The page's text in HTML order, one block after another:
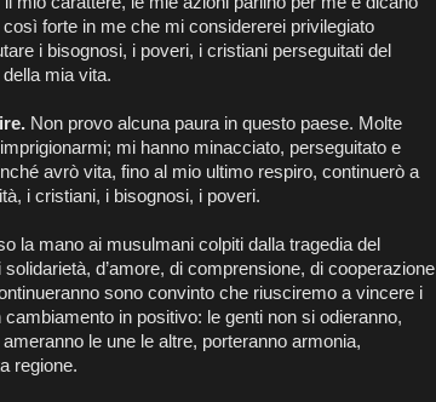
forte in me che mi considererei privilegiato
i bisognosi, i poveri, i cristiani perseguitati del
mia vita.
Non provo alcuna paura in questo paese. Molte
mi hanno minacciato, perseguitato e
avrò vita, fino al mio ultimo respiro, continuerò a
i cristiani, i bisognosi, i poveri.
la mano ai musulmani colpiti dalla tragedia del
d’amore, di comprensione, di cooperazione
sono convinto che riusciremo a vincere i
in positivo: le genti non si odieranno,
le une le altre, porteranno armonia,
regione.